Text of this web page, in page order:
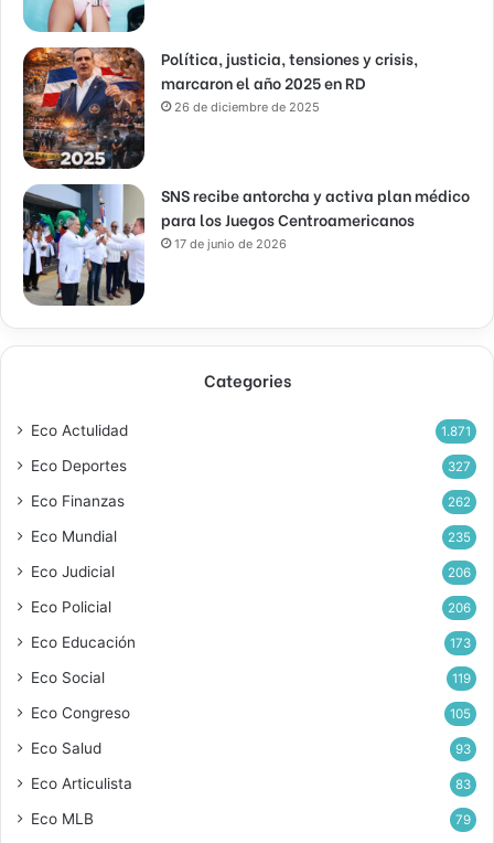
Política, justicia, tensiones y crisis,
marcaron el año 2025 en RD
26 de diciembre de 2025
SNS recibe antorcha y activa plan médico
para los Juegos Centroamericanos
17 de junio de 2026
Categories
Eco Actulidad 1.871
Eco Deportes 327
Eco Finanzas 262
Eco Mundial 235
Eco Judicial 206
Eco Policial 206
Eco Educación 173
Eco Social 119
Eco Congreso 105
Eco Salud 93
Eco Articulista 83
Eco MLB 79